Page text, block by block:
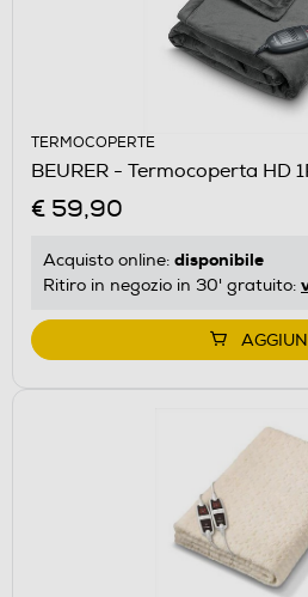
TERMOCOPERTE
BEURER - Termocoperta HD
€ 59,90
Acquisto online: disponibile
Ritiro in negozio in 30' gratuito: